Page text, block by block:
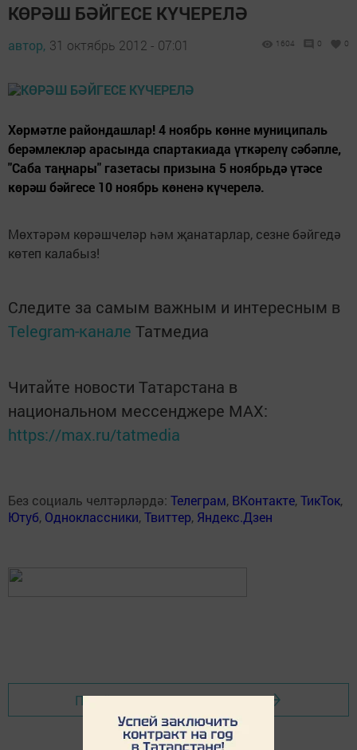
КӨРӘШ БӘЙГЕСЕ КҮЧЕРЕЛӘ
автор, 31 октябрь 2012 - 07:01 1604 0 0
Хөрмәтле райондашлар! 4 ноябрь көнне муниципаль
берәмлекләр арасында спартакиада үткәрелү сәбәпле,
"Саба таңнары" газетасы призына 5 ноябрьдә үтәсе
көрәш бәйгесе 10 ноябрь көненә күчерелә.
Мөхтәрәм көрәшчеләр һәм җанатарлар, сезне бәйгедә
көтеп калабыз!
Следите за самым важным и интересным в
Telegram-канале Татмедиа
Читайте новости Татарстана в
национальном мессенджере MАХ:
https://max.ru/tatmedia
Без социаль челтәрләрдә: Телеграм, ВКонтакте,ТикТок,
Ютуб, Одноклассники,Твиттер, Яндекс.Дзен
Перейти на страницу новости